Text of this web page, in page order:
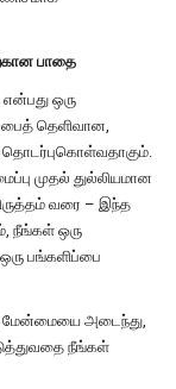
பாதை
ஒரு
தெளிவான,
தொடர்புகொள்வதாகும்.
முதல் துல்லியமான
வரை – இந்த
நீங்கள் ஒரு
பங்களிப்பை
மேன்மையை அடைந்து,
நீங்கள்